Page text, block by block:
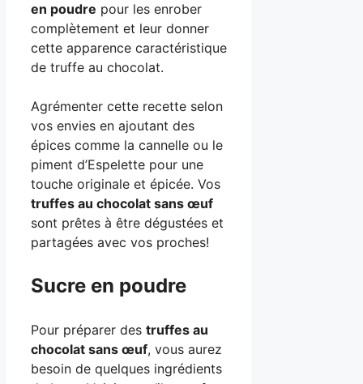
en poudre pour les enrober
complètement et leur donner
cette apparence caractéristique
de truffe au chocolat.
Agrémenter cette recette selon
vos envies en ajoutant des
épices comme la cannelle ou le
piment d’Espelette pour une
touche originale et épicée. Vos
truffes au chocolat sans œuf
sont prêtes à être dégustées et
partagées avec vos proches!
Sucre en poudre
Pour préparer des truffes au
chocolat sans œuf, vous aurez
besoin de quelques ingrédients